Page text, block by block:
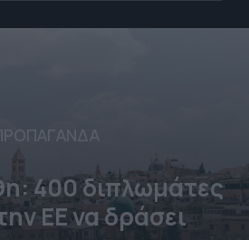
400 διπλωμάτες
ΕΕ να δράσει